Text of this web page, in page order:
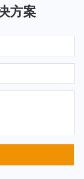
方案